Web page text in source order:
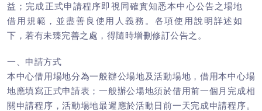
益；完成正式申請程序即視同確實知悉本中心公告之場地
借用規範，並盡善良使用人義務。各項使用說明詳述如
下，若有未臻完善之處，得隨時增刪修訂公告之。
一、申請方式
本中心借用場地分為一般辦公場地及活動場地，借用本中心場
地應填寫正式申請表；一般辦公場地須於借用前一個月完成相
關申請程序，活動場地最遲應於活動日前一天完成申請程序。